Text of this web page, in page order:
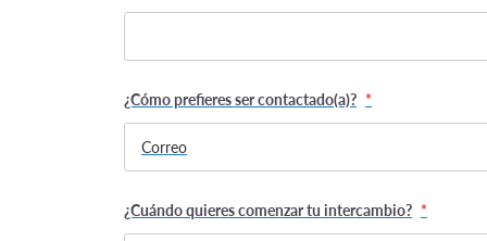
¿Cómo prefieres ser contactado(a)? *
¿Cuándo quieres comenzar tu intercambio? *